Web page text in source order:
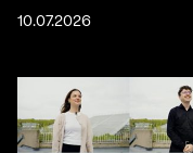
10.07.2026